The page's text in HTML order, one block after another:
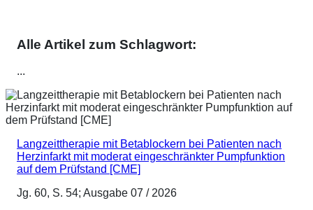
Alle Artikel zum Schlagwort:
...
Langzeittherapie mit Betablockern bei Patienten nach
Herzinfarkt mit moderat eingeschränkter Pumpfunktion
auf dem Prüfstand [CME]
Jg. 60, S. 54; Ausgabe 07 / 2026